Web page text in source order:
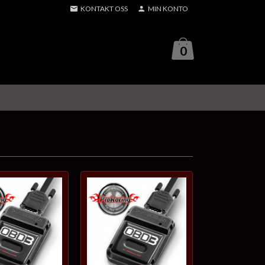
KONTAKT OSS MIN KONTO
0